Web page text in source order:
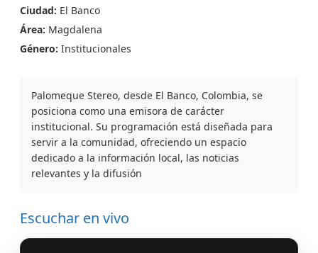
Ciudad: El Banco
Área: Magdalena
Género: Institucionales
Palomeque Stereo, desde El Banco, Colombia, se
posiciona como una emisora de carácter
institucional. Su programación está diseñada para
servir a la comunidad, ofreciendo un espacio
dedicado a la información local, las noticias
relevantes y la difusión
Escuchar en vivo